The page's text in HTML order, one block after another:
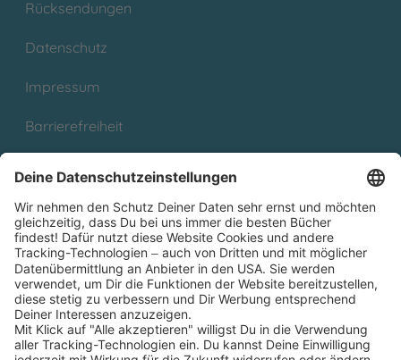
Rücksendungen
Datenschutz
Impressum
Barrierefreiheit
Partnerprogramm (Affiliate)
Folge uns auf